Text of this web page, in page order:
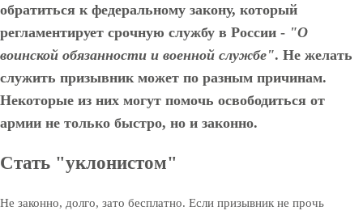
обратиться к федеральному закону, который
регламентирует срочную службу в России - "О
воинской обязанности и военной службе". Не желать
служить призывник может по разным причинам.
Некоторые из них могут помочь освободиться от
армии не только быстро, но и законно.
Стать "уклонистом"
Не законно, долго, зато бесплатно. Если призывник не прочь